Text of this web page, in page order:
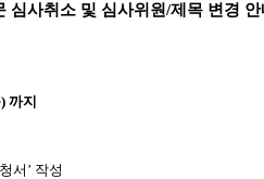
심사취소 및 심사위원/제목 변경
) 까지
서 ’ 작성